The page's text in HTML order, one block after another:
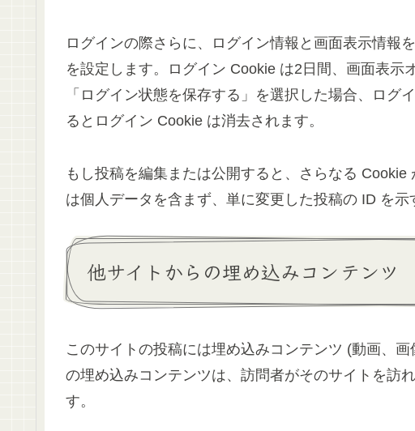
ログインの際さらに、ログイン情報と画面表示情報
を設定します。ログイン Cookie は2日間、画面表示
「ログイン状態を保存する」を選択した場合、ログ
るとログイン Cookie は消去されます。
もし投稿を編集または公開すると、さらなる
は個人データを含まず、単に変更した投稿の ID を示
他サイトからの埋め込みコンテンツ
このサイトの投稿には埋め込みコンテンツ (動画、
の埋め込みコンテンツは、訪問者がそのサイトを訪
す。